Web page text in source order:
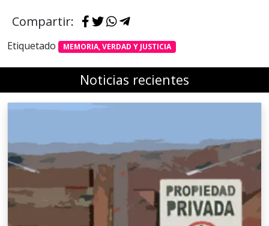
Compartir:
Etiquetado MEMORIA, VERDAD Y JUSTICIA
Noticias recientes